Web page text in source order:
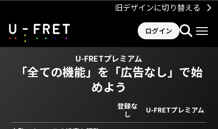
旧デザインに切り替える
ログイン
U-FRETプレミアム
「全ての機能」を 「広告なし」で始
めよう
登録な
し
U-FRETプレミアム